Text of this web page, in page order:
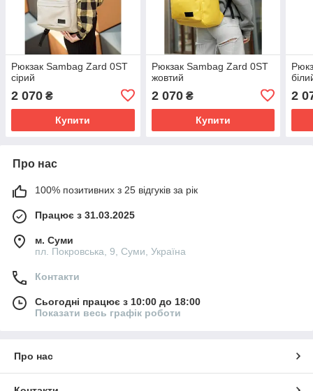
Рюкзак Sambag Zard 0ST
сірий
2 070 ₴
Купити
Рюкзак Sambag Zard 0ST
жовтий
2 070₴
Купити
2
Про нас
100% позитивних з 25 відгуків за рік
Працює з 31.03.2025
м. Суми
пл. Покровська, 9, Суми, Україна
Контакти
Сьогодні працює з 10:00 до 18:00
Показати весь графік роботи
Про нас